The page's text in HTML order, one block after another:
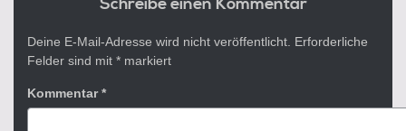
Deine E-Mail-Adresse wird nicht veröffentlicht. Erforderliche
Felder sind mit * markiert
Kommentar*